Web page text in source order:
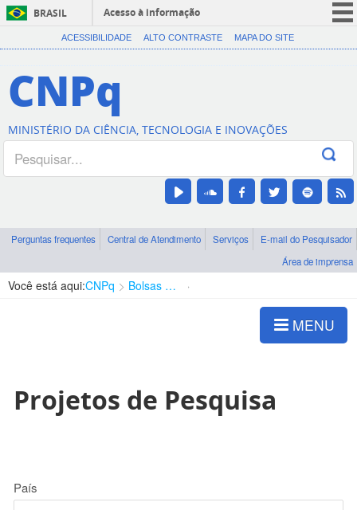
BRASIL
Acesso à informação
CORONAVÍRUS (COVID-19)
Canais
ACESSIBILIDADE ALTO CONTRASTE MAPA DO SITE
CNPq
MINISTÉRIO DA CIÊNCIA, TECNOLOGIA E INOVAÇÕES
Perguntas frequentes Central de Atendimento Serviços
E-mail do Pesquisador
Área de imprensa
Você está aqui:CNPq Bolsas e Auxílios Vigentes
MENU
Projetos de Pesquisa
País